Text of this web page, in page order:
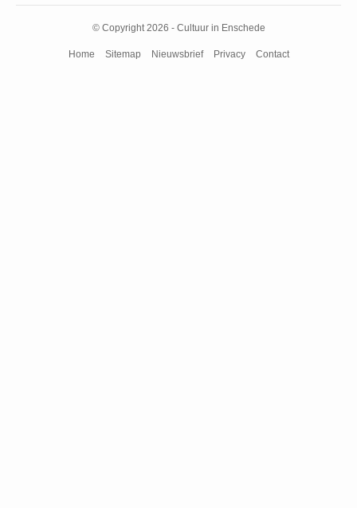
© Copyright 2026 - Cultuur in Enschede
Home Sitemap Nieuwsbrief Privacy Contact